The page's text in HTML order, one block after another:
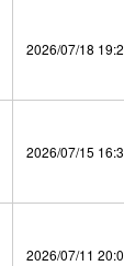
2026/07/18
2026/07/15
2026/07/11